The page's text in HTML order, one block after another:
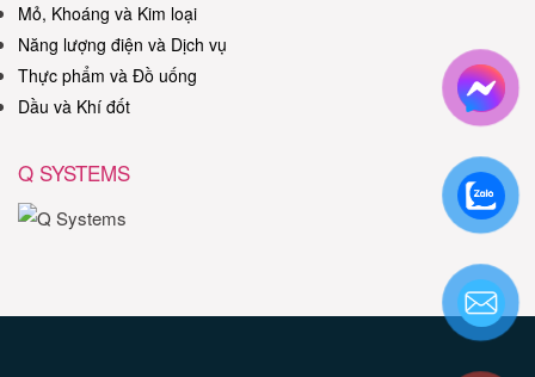
Mỏ, Khoáng và Kim loại
Năng lượng điện và Dịch vụ
Thực phẩm và Đồ uống
Dầu và Khí đốt
Q SYSTEMS